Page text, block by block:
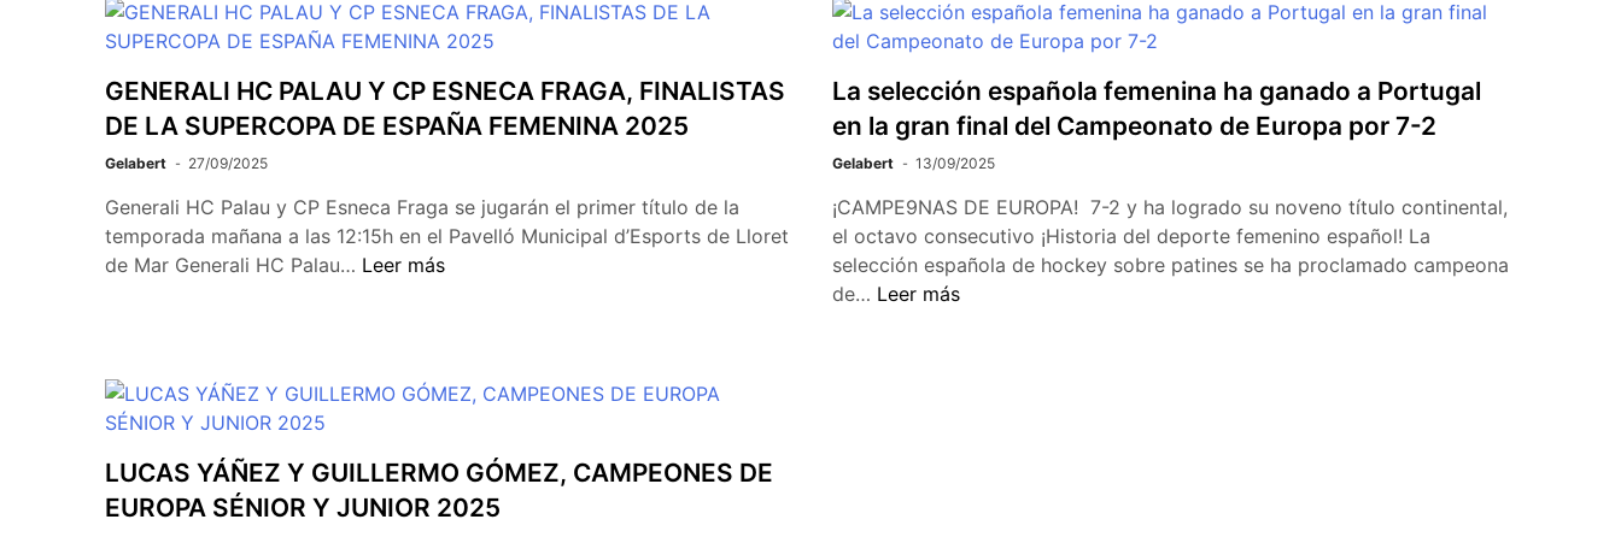
GENERALI HC PALAU Y CP ESNECA FRAGA, FINALISTAS
DE LA SUPERCOPA DE ESPAÑA FEMENINA 2025
Gelabert 27/09/2025
Generali HC Palau y CP Esneca Fraga se jugarán el primer título de la
temporada mañana a las 12:15h en el Pavelló Municipal d’Esports de Lloret
de Mar Generali HC Palau… Leer más
La selección española femenina ha ganado a Portugal
en la gran final del Campeonato de Europa por 7-2
Gelabert 13/09/2025
¡CAMPE9NAS DE EUROPA! 7-2 y ha logrado su noveno título continental,
el octavo consecutivo ¡Historia del deporte femenino español! La
selección española de hockey sobre patines se ha proclamado campeona
de… Leer más
LUCAS YÁÑEZ Y GUILLERMO GÓMEZ, CAMPEONES DE
EUROPA SÉNIOR Y JUNIOR 2025